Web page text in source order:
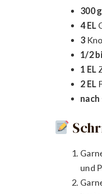
300 g
4 EL
3
1/2
1 EL
2 EL
nach
und